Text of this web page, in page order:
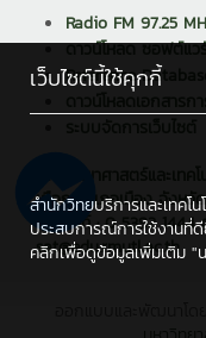
Radio FM 97.25
ดาวน์โหลด ซอฟต์แว
Reference Databases
คณะวิทยาศาสตร์และเทค
เผือก อำเภอเมือง จังห
โทรศัพท์ : 0 5392 1444
sat@edu.rmutl.ac.th
เว็บไซต์นี้ใช้คุกกี้
สำนักวิทยบริการและเทคโ
ประสบการณ์การใช้งานที่
คลิกเพื่อดูข้อมูลเพิ่มเติม "